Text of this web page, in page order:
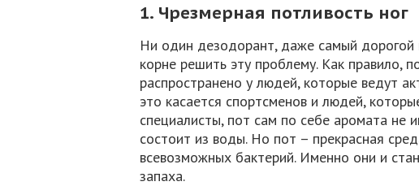
1. Чрезмерная потливость ног
Ни один дезодорант, даже самый дорогой
корне решить эту проблему. Как правило,
распространено у людей, которые ведут
это касается спортсменов и людей,
специалисты, пот сам по себе аромата не
состоит из воды. Но пот – прекрасная
всевозможных бактерий. Именно они и
запаха.